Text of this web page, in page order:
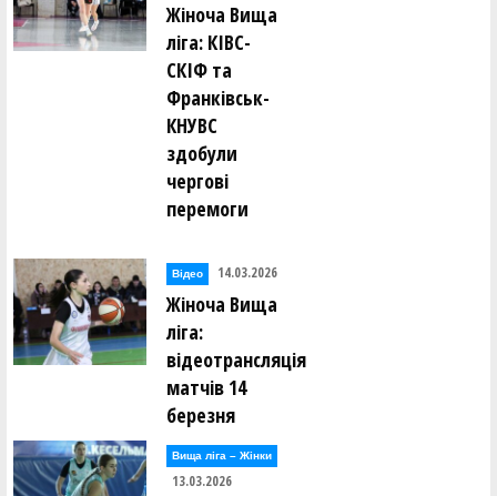
Жіноча Вища
ліга: КІВС-
СКІФ та
Франківськ-
КНУВС
здобули
чергові
перемоги
Відео 14.03.2026
Жіноча Вища
ліга:
відеотрансляція
матчів 14
березня
Вища лiга – Жiнки
13.03.2026